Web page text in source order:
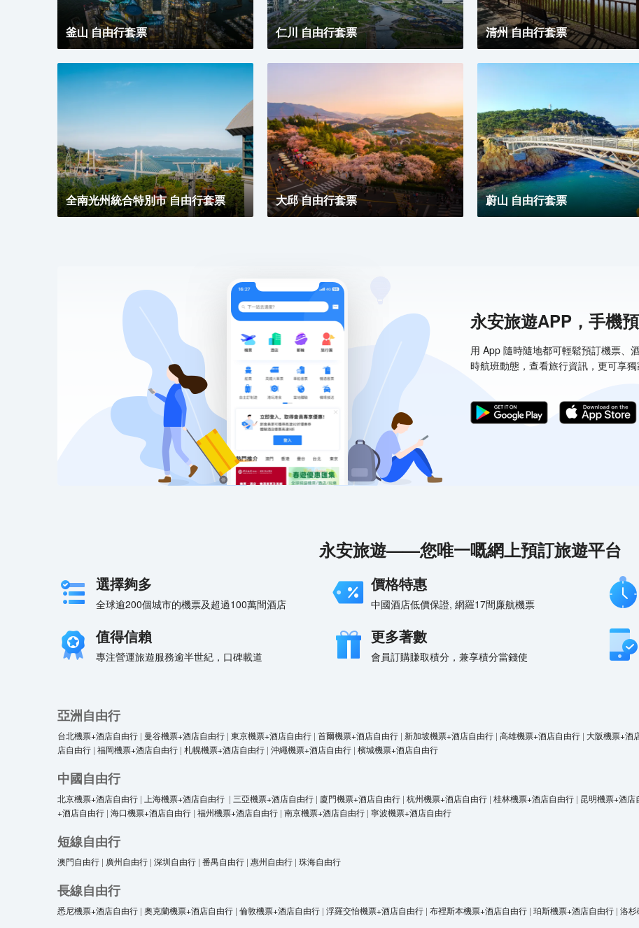
釜山 自由行套票 仁川 自由行套票 清州 自由行套票
全南光州統合特別市 自由行套票 大邱 自由行套票 蔚山 自由行套票
永安旅遊APP，手機
用 App 隨時隨地都可輕鬆預訂機票、
時航班動態，查看旅行資訊，更可享獨
永安旅遊——您唯一嘅網上預訂旅遊平台
選擇夠多
全球逾200個城市的機票及超過100萬間酒店
價格特惠
中國酒店低價保證, 網羅17間廉航機票
值得信賴
專注營運旅遊服務逾半世紀，口碑載道
更多著數
會員訂購賺取積分，兼享積分當錢使
亞洲自由行
台北機票+酒店自由行 | 曼谷機票+酒店自由行 | 東京機票+酒店自由行 | 首爾機票+酒店自由行 | 新加坡機票+酒店自由行 | 高雄機票+酒店自由行 | 大阪機票+酒
店自由行 | 福岡機票+酒店自由行 | 札幌機票+酒店自由行 | 沖繩機票+酒店自由行 | 檳城機票+酒店自由行
中國自由行
北京機票+酒店自由行 | 上海機票+酒店自由行 | 三亞機票+酒店自由行 | 廈門機票+酒店自由行 | 杭州機票+酒店自由行 | 桂林機票+酒店自由行 | 昆明機票+酒店
+酒店自由行 | 海口機票+酒店自由行 | 福州機票+酒店自由行 | 南京機票+酒店自由行 | 寧波機票+酒店自由行
短線自由行
澳門自由行 | 廣州自由行 | 深圳自由行 | 番禺自由行 | 惠州自由行 | 珠海自由行
長線自由行
悉尼機票+酒店自由行 | 奧克蘭機票+酒店自由行 | 倫敦機票+酒店自由行 | 浮羅交怡機票+酒店自由行 | 布裡斯本機票+酒店自由行 | 珀斯機票+酒店自由行 | 洛杉